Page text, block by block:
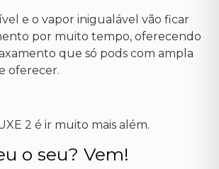
e o vapor inigualável vão ficar
por muito tempo, oferecendo
que só pods com ampla
oferecer.
2 é ir muito mais além.
o seu? Vem!